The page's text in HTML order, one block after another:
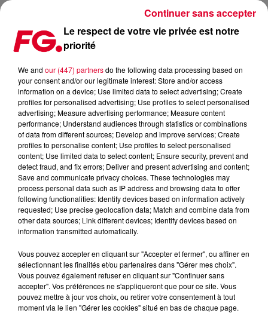
LE MARVELLOUS ISLAND FESTIVAL
Publié : 16 février 2023 à 17h10 par Solène Cordier
Marvellous Island Festival
Crédit :Marvellous Island Festival
Le respect de votre vie privée est notre
priorité
We and our (447) partnersdo the following data processing based on
your consent and/or our legitimate interest: Store and/or access
information on a device; Use limited data to select advertising; Create
profiles for personalised advertising; Use profiles to select personalised
advertising; Measure advertising performance; Measure content
performance; Understand audiences through statistics or combinations
of data from different sources; Develop and improve services; Create
profiles to personalise content; Use profiles to select personalised
content; Use limited data to select content; Ensure security, prevent and
detect fraud, and fix errors; Deliver and present advertising and content;
Save and communicate privacy choices. These technologies may
process personal data such as IP address and browsing data to offer
following functionalities: Identify devices based on information actively
requested; Use precise geolocation data; Match and combine data from
other data sources; Link different devices; Identify devices based on
information transmitted automatically.
Vous pouvez accepter en cliquant sur "Accepter et fermer", ou affiner en
sélectionnant les finalités et/ou partenaires dans "Gérer mes choix".
Vous pouvez également refuser en cliquant sur "Continuer sans
accepter". Vos préférences ne s'appliqueront que pour ce site. Vous
pouvez mettre à jour vos choix, ou retirer votre consentement à tout
moment via le lien "Gérer les cookies" situé en bas de chaque page.
Continuer sans accepter